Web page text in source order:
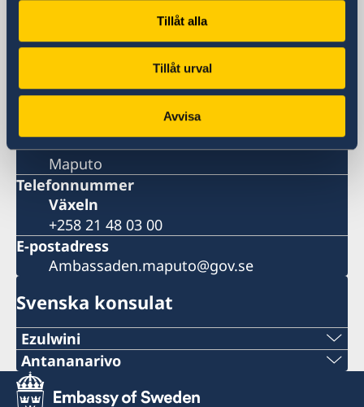
Tillåt alla
Tillåt urval
Avvisa
Av. Julius Nyerere 1128
Postadress
Embassy of Sweden
Av. Julius Nyerere 1128
C.P. 338
Maputo
Telefonnummer
Växeln
+258 21 48 03 00
E-postadress
Ambassaden.maputo@gov.se
Svenska konsulat
Ezulwini
Tel:
+268 2416-1156
Antananarivo
Mobil och Whatsapp: